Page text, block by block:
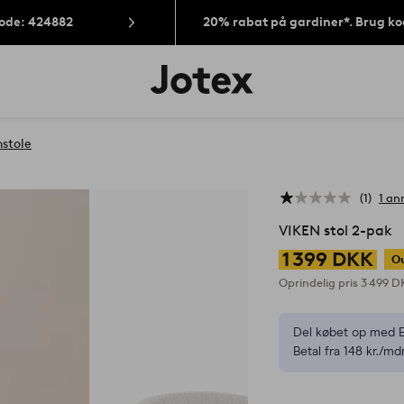
424882 20% rabat på gardiner*. Brug
Jotex
logo
1 1
VIKEN stol 2-pak
1 399 DKK
Oprindelig pris3 499
Del købet op med
Betal fra 148 kr./